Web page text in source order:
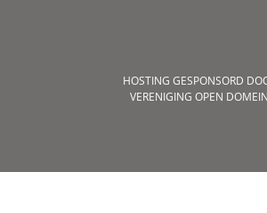
HOSTING GESPONSORD
VERENIGING OPEN DOMEIN